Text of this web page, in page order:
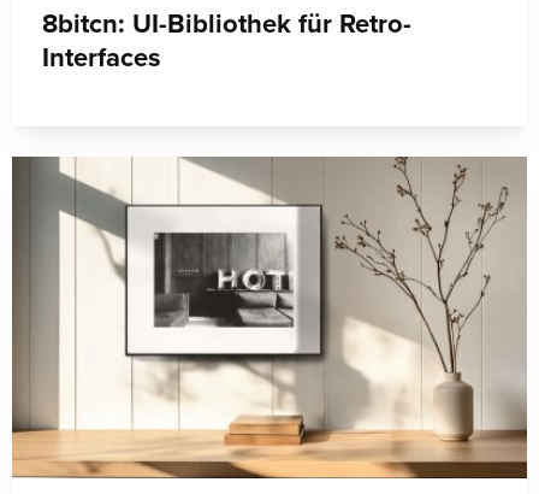
8bitcn: UI-Bibliothek für Retro-
Interfaces